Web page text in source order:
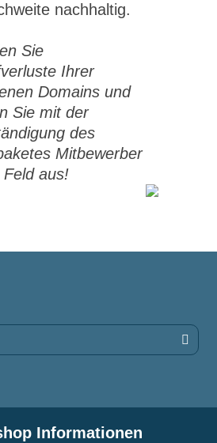
nachhaltig.
Sie
Ihrer
Domains und
Sie mit der
des
Mitbewerber
aus!
Informationen